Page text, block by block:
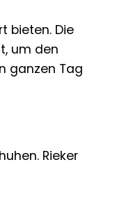
bieten. Die
um den
ganzen Tag
Rieker